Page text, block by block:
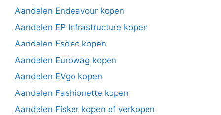
Aandelen Endeavour kopen
Aandelen EP Infrastructure kopen
Aandelen Esdec kopen
Aandelen Eurowag kopen
Aandelen EVgo kopen
Aandelen Fashionette kopen
Aandelen Fisker kopen of verkopen